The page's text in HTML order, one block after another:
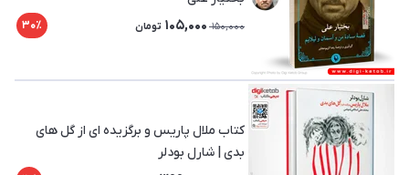
150,000
105,000 تومان 30٪
کتاب ملال پاریس و برگزیده ای از گل های
بدی | شارل بودلر